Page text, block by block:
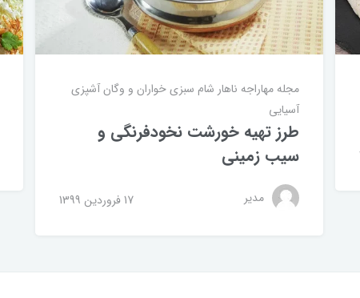
مجله مهاراجه ناهار شام سبزی خواران و وگانآشپزی
آسیایی
طرز تهیه خورشت نخودفرنگی و
سیب زمینی
مدیر 17 فروردین 1399